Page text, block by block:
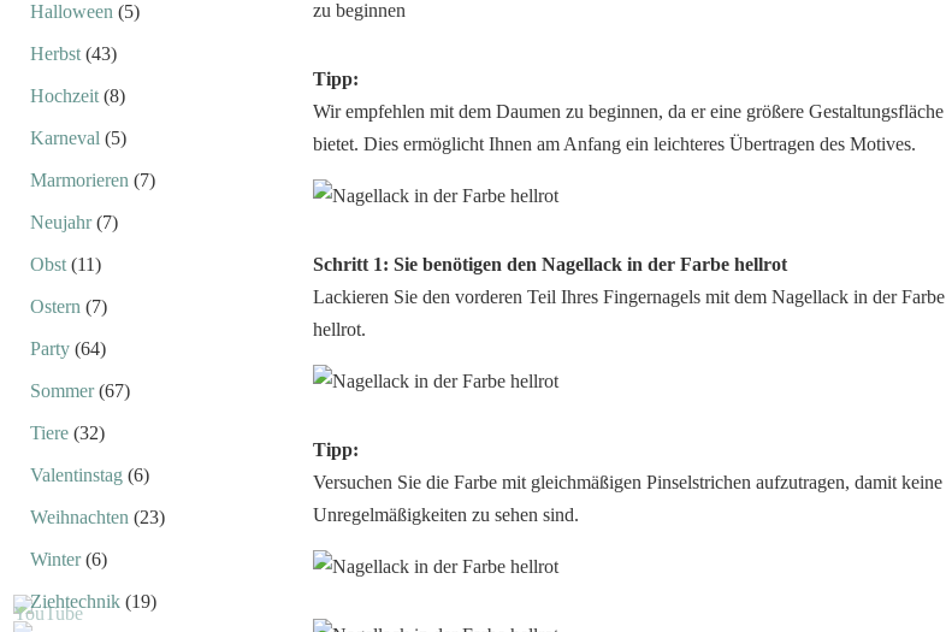
Tipp:
Wir empfehlen mit dem Daumen zu beginnen, da er eine größere Gestaltungsfläche
bietet. Dies ermöglicht Ihnen am Anfang ein leichteres Übertragen des Motives.
Schritt 1: Sie benötigen den Nagellack in der Farbe hellrot
Lackieren Sie den vorderen Teil Ihres Fingernagels mit dem Nagellack in der Farbe
hellrot.
Tipp:
Versuchen Sie die Farbe mit gleichmäßigen Pinselstrichen aufzutragen, damit keine
Unregelmäßigkeiten zu sehen sind.
Halloween (5)
Herbst (43)
Hochzeit (8)
Karneval (5)
Marmorieren (7)
Neujahr(7)
Obst (11)
Ostern (7)
Party (64)
Sommer(67)
Tiere (32)
Valentinstag (6)
Weihnachten (23)
Winter(6)
Ziehtechnik (19)